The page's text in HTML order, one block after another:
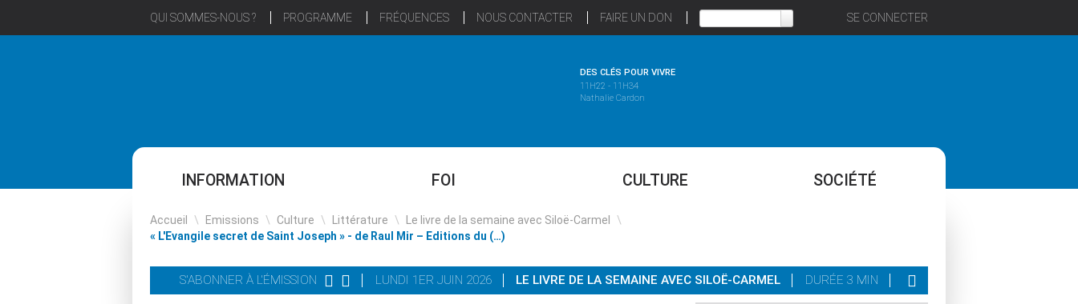
QUI SOMMES-NOUS ? PROGRAMME FRÉQUENCES NOUS CONTACTER FAIRE UN DON SE CONNECTER
DES CLÉS POUR VIVRE
11H22 - 11H34
Nathalie Cardon
INFORMATION FOI CULTURE SOCIÉTÉ
Accueil \ Emissions \ Culture \ Littérature \ Le livre de la semaine avec Siloë-Carmel
\
« L'Evangile secret de Saint Joseph » - de Raul Mir – Editions du (…)
S'ABONNER À L'ÉMISSION LUNDI 1ER JUIN 2026 LE LIVRE DE LA SEMAINE AVEC SILOË-CARMEL DURÉE 3 MIN